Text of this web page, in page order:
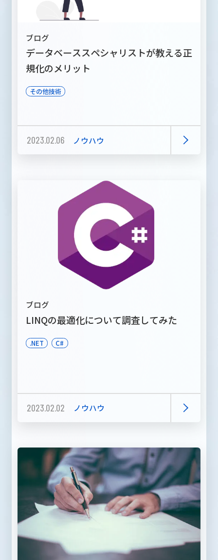
ブログ
データベーススペシャリストが教える正
規化のメリット
その他技術
2023.02.06 ノウハウ
ブログ
LINQの最適化について調査してみた
.NET C#
2023.02.02 ノウハウ